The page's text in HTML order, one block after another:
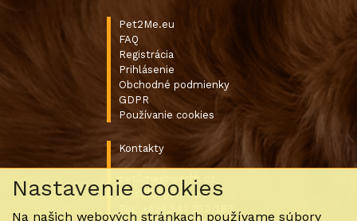
Nastavenie cookies
Na našich webových stránkach používame súbory
Pet2Me.eu
FAQ
Registrácia
Prihlásenie
Obchodné podmienky
GDPR
Používanie cookies
Kontakty
pet2me@werfft.cz
Werfft, spol. s r.o.